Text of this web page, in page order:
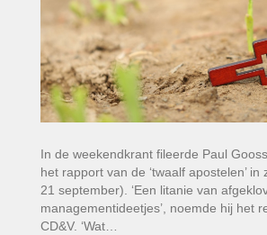
In de weekendkrant fileerde Paul
het rapport van de ‘twaalf apostelen’ in
21 september). ‘Een litanie van
managementideetjes’, noemde hij het
CD&V. ‘Wat…